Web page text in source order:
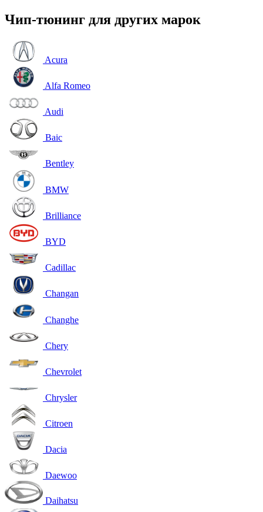
Чип-тюнинг для других марок
Acura
Alfa Romeo
Audi
Baic
Bentley
BMW
Brilliance
BYD
Cadillac
Changan
Changhe
Chery
Chevrolet
Chrysler
Citroen
Dacia
Daewoo
Daihatsu